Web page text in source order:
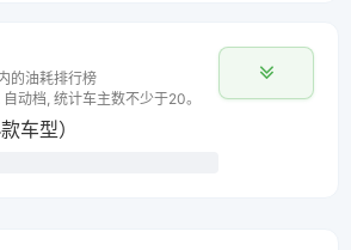
的油耗排行榜
动档, 统计车主数不少于20。
车型）